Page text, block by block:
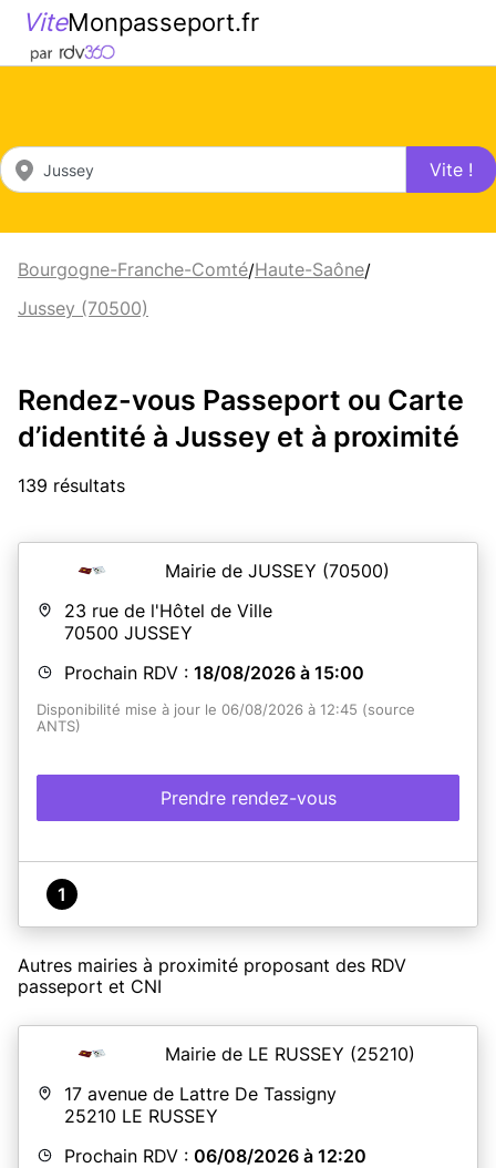
ViteMonpasseport.fr
Vite !
Bourgogne-Franche-Comté/Haute-Saône/
Jussey (70500)
Rendez-vous Passeport ou Carte
d’identité à Jussey et à proximité
139 résultats
Mairie de JUSSEY (70500)
23 rue de l'Hôtel de Ville
70500 JUSSEY
Prochain RDV : 18/08/2026 à 15:00
Disponibilité mise à jour le 06/08/2026 à 12:45 (source
ANTS)
Prendre rendez-vous
1
Autres mairies à proximité proposant des RDV
passeport et CNI
Mairie de LE RUSSEY (25210)
17 avenue de Lattre De Tassigny
25210 LE RUSSEY
Prochain RDV : 06/08/2026 à 12:20